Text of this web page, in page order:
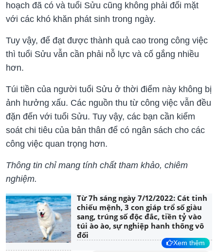
hoạch đã có và tuổi Sửu cũng không phải đối mặt
với các khó khăn phát sinh trong ngày.
Tuy vậy, để đạt được thành quả cao trong công việc
thì tuổi Sửu vẫn cần phải nỗ lực và cố gắng nhiều
hơn.
Túi tiền của người tuổi Sửu ở thời điểm này không bị
ảnh hưởng xấu. Các nguồn thu từ công việc vẫn đều
đặn đến với tuổi Sửu. Tuy vậy, các bạn cần kiểm
soát chi tiêu của bản thân để có ngân sách cho các
công việc quan trọng hơn.
Thông tin chỉ mang tính chất tham khảo, chiêm
nghiệm.
Từ 7h sáng ngày 7/12/2022: Cát tinh
chiếu mệnh, 3 con giáp trổ số giàu
sang, trúng số độc đắc, tiền tỷ vào
túi ào ào, sự nghiệp hanh thông vô
đối
Xem thêm